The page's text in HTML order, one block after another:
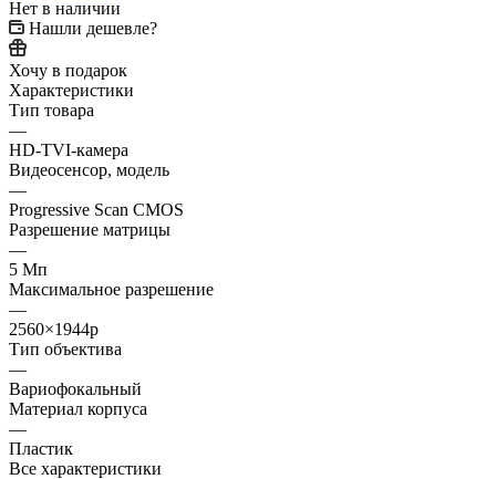
Нет в наличии
Нашли дешевле?
Хочу в подарок
Характеристики
Тип товара
—
HD-TVI-камера
Видеосенсор, модель
—
Progressive Scan CMOS
Разрешение матрицы
—
5 Мп
Максимальное разрешение
—
2560×1944p
Тип объектива
—
Вариофокальный
Материал корпуса
—
Пластик
Все характеристики